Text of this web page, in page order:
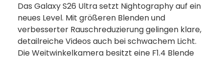
Das Galaxy S26 Ultra setzt Nightography auf ein
neues Level. Mit größeren Blenden und
verbesserter Rauschreduzierung gelingen klare,
detailreiche Videos auch bei schwachem Licht.
Die Weitwinkelkamera besitzt eine F1.4 Blende